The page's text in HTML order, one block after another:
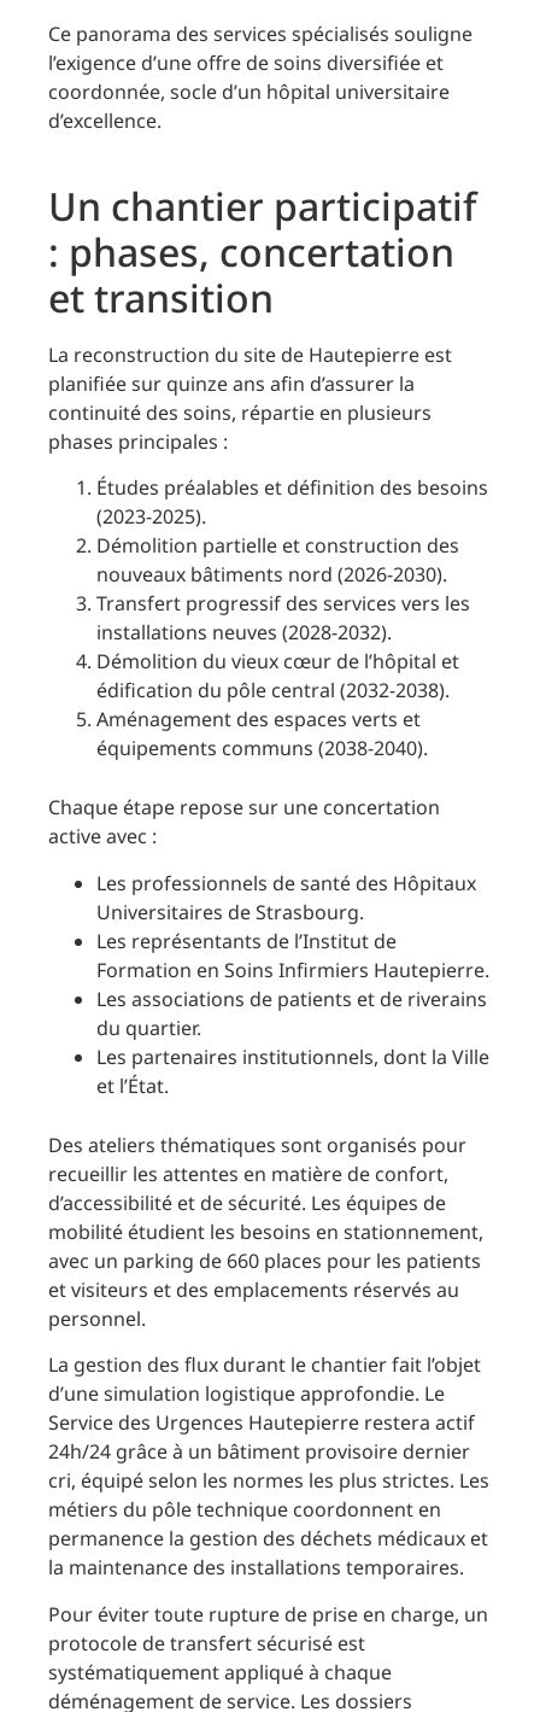
Ce panorama des services spécialisés souligne
l’exigence d’une offre de soins diversifiée et
coordonnée, socle d’un hôpital universitaire
d’excellence.
Un chantier participatif
: phases, concertation
et transition
La reconstruction du site de Hautepierre est
planifiée sur quinze ans afin d’assurer la
continuité des soins, répartie en plusieurs
phases principales :
Études préalables et définition des besoins
(2023-2025).
Démolition partielle et construction des
nouveaux bâtiments nord (2026-2030).
Transfert progressif des services vers les
installations neuves (2028-2032).
Démolition du vieux cœur de l’hôpital et
édification du pôle central (2032-2038).
Aménagement des espaces verts et
équipements communs (2038-2040).
Chaque étape repose sur une concertation
active avec :
Les professionnels de santé des Hôpitaux
Universitaires de Strasbourg.
Les représentants de l’Institut de
Formation en Soins Infirmiers Hautepierre.
Les associations de patients et de riverains
du quartier.
Les partenaires institutionnels, dont la Ville
et l’État.
Des ateliers thématiques sont organisés pour
recueillir les attentes en matière de confort,
d’accessibilité et de sécurité. Les équipes de
mobilité étudient les besoins en stationnement,
avec un parking de 660 places pour les patients
et visiteurs et des emplacements réservés au
personnel.
La gestion des flux durant le chantier fait l’objet
d’une simulation logistique approfondie. Le
Service des Urgences Hautepierre restera actif
24h/24 grâce à un bâtiment provisoire dernier
cri, équipé selon les normes les plus strictes. Les
métiers du pôle technique coordonnent en
permanence la gestion des déchets médicaux et
la maintenance des installations temporaires.
Pour éviter toute rupture de prise en charge, un
protocole de transfert sécurisé est
systématiquement appliqué à chaque
déménagement de service. Les dossiers